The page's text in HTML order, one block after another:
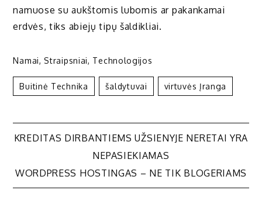
namuose su aukštomis lubomis ar pakankamai
erdvės, tiks abiejų tipų šaldikliai.
Namai,Straipsniai, Technologijos
Buitinė Technika Šaldytuvai Virtuvės Įranga
Navigacija
tarp
KREDITAS DIRBANTIEMS UŽSIENYJE NERETAI YRA
NEPASIEKIAMAS
WORDPRESS HOSTINGAS – NE TIK BLOGERIAMS